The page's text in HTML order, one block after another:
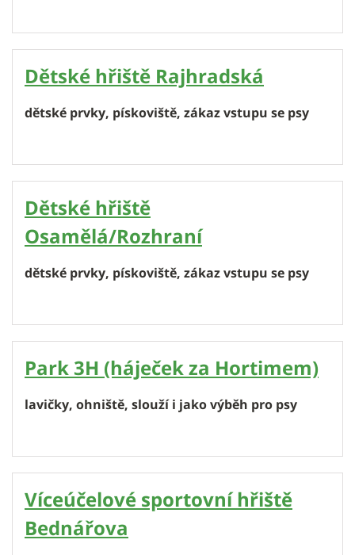
Dětské hřiště Rajhradská
dětské prvky, pískoviště, zákaz vstupu se psy
Dětské hřiště
Osamělá/Rozhraní
dětské prvky, pískoviště, zákaz vstupu se psy
Park 3H (háječek za Hortimem)
lavičky, ohniště, slouží i jako výběh pro psy
Víceúčelové sportovní hřiště
Bednářova